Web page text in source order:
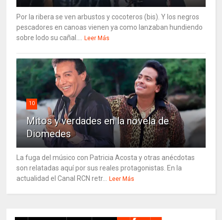
Por la ribera se ven arbustos y cocoteros (bis). Y los negros
pescadores en canoas vienen ya como lanzaban hundiendo
sobre lodo su cañal.... Leer Más
10
Mitos y verdades en la novela de
Diomedes
La fuga del músico con Patricia Acosta y otras anécdotas
son relatadas aquí por sus reales protagonistas. En la
actualidad el Canal RCN retr... Leer Más